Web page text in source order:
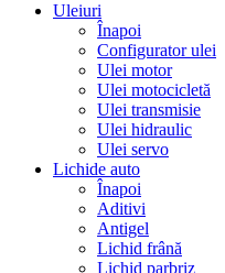
Uleiuri
Înapoi
Configurator ulei
Ulei motor
Ulei motocicletă
Ulei transmisie
Ulei hidraulic
Ulei servo
Lichide auto
Înapoi
Aditivi
Antigel
Lichid frână
Lichid parbriz